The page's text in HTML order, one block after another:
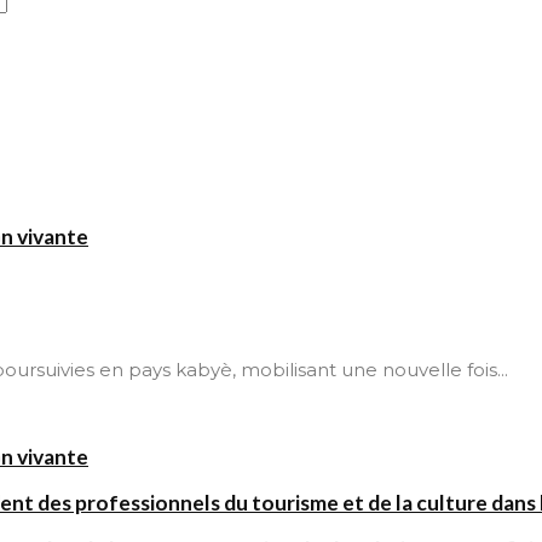
vivante
en pays kabyè, mobilisant une nouvelle fois...
vivante
des professionnels du tourisme et de la culture dans